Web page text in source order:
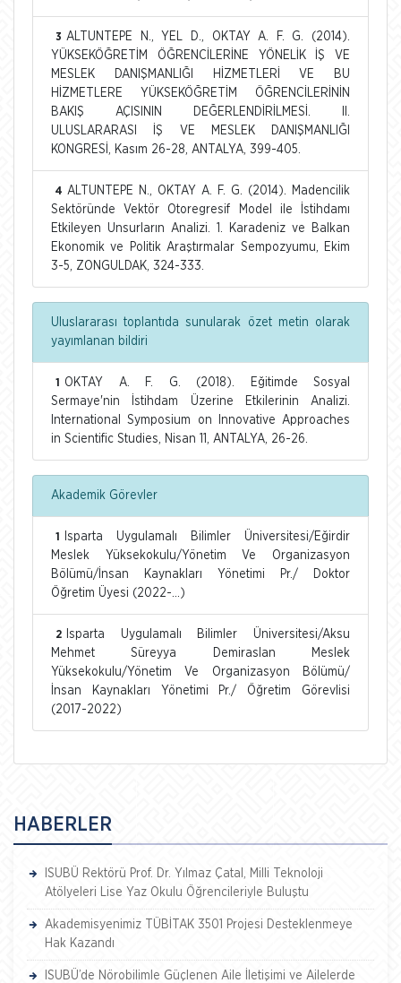
3 ALTUNTEPE N., YEL D., OKTAY A. F. G. (2014).
YÜKSEKÖĞRETİM ÖĞRENCİLERİNE YÖNELİK İŞ VE
MESLEK DANIŞMANLIĞI HİZMETLERİ VE BU
HİZMETLERE YÜKSEKÖĞRETİM ÖĞRENCİLERİNİN
BAKIŞ AÇISININ DEĞERLENDİRİLMESİ. II.
ULUSLARARASI İŞ VE MESLEK DANIŞMANLIĞI
KONGRESİ, Kasım 26-28, ANTALYA, 399-405.
4 ALTUNTEPE N., OKTAY A. F. G. (2014). Madencilik
Sektöründe Vektör Otoregresif Model ile İstihdamı
Etkileyen Unsurların Analizi. 1. Karadeniz ve Balkan
Ekonomik ve Politik Araştırmalar Sempozyumu, Ekim
3-5, ZONGULDAK, 324-333.
Uluslararası toplantıda sunularak özet metin olarak
yayımlanan bildiri
1
OKTAY A. F. G. (2018). Eğitimde Sosyal
Sermaye'nin İstihdam Üzerine Etkilerinin Analizi.
International Symposium on Innovative Approaches
in Scientific Studies, Nisan 11, ANTALYA, 26-26.
Akademik Görevler
1
Isparta Uygulamalı Bilimler Üniversitesi/Eğirdir
Meslek Yüksekokulu/Yönetim Ve Organizasyon
Bölümü/İnsan Kaynakları Yönetimi Pr./ Doktor
Öğretim Üyesi (2022-...)
2
Isparta Uygulamalı Bilimler Üniversitesi/Aksu
Mehmet Süreyya Demiraslan Meslek
Yüksekokulu/Yönetim Ve Organizasyon Bölümü/
İnsan Kaynakları Yönetimi Pr./ Öğretim Görevlisi
(2017-2022)
HABERLER
ISUBÜ Rektörü Prof. Dr. Yılmaz Çatal, Milli Teknoloji
Atölyeleri Lise Yaz Okulu Öğrencileriyle Buluştu
Akademisyenimiz TÜBİTAK 3501 Projesi Desteklenmeye
Hak Kazandı
ISUBÜ’de Nörobilimle Güçlenen Aile İletişimi ve Ailelerde